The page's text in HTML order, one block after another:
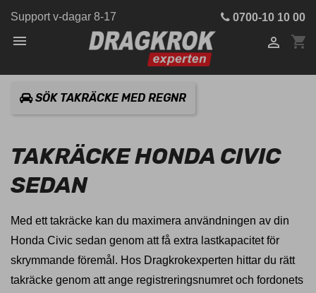
Support v-dagar 8-17 0700-10 10 00
 shopping_cart

SÖK TAKRÄCKE MED REGNR
TAKRÄCKE HONDA CIVIC
SEDAN
Med ett takräcke kan du maximera användningen av din
Honda Civic sedan genom att få extra lastkapacitet för
skrymmande föremål. Hos Dragkrokexperten hittar du rätt
takräcke genom att ange registreringsnumret och fordonets